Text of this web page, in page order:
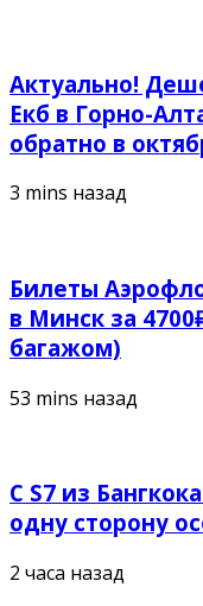
Актуально!
Екб в Горно-
обратно в
3 mins назад
Билеты
в Минск за
багажом)
53 mins назад
С S7 из
одну сторону
2 часа назад